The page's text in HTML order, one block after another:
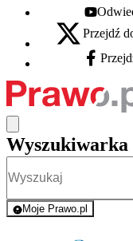
Youtube -
X - otwiera się w
Przejdź
Facebook -
Wyszukiwarka
Moje Prawo.pl
- rejestracja i